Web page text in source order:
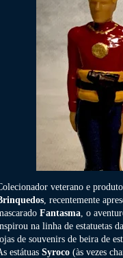
veterano e
, recentemente
Fantasma , o
na linha de estatuetas da
de souvenirs de beira de
estátuas Syroco (às vezes